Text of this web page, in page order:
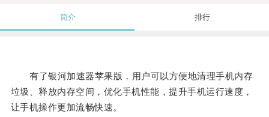
简介 排行
有了银河加速器苹果版，用户可以方便地清理手机内存
垃圾、释放内存空间，优化手机性能，提升手机运行速度，
让手机操作更加流畅快速。